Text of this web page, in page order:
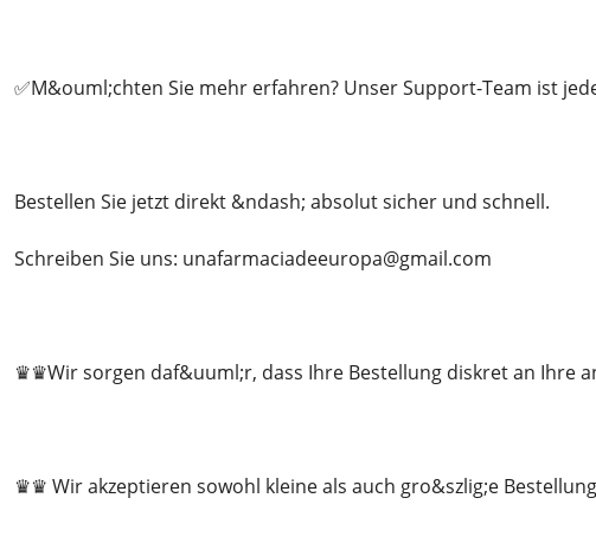
✅M&ouml;chten Sie mehr erfahren? Unser Support-Team ist
Bestellen Sie jetzt direkt &ndash; absolut sicher und schnell.
Schreiben Sie uns: unafarmaciadeeuropa@gmail.com
♛♛Wir sorgen daf&uuml;r, dass Ihre Bestellung diskret an Ihre
♛♛ Wir akzeptieren sowohl kleine als auch gro&szlig;e